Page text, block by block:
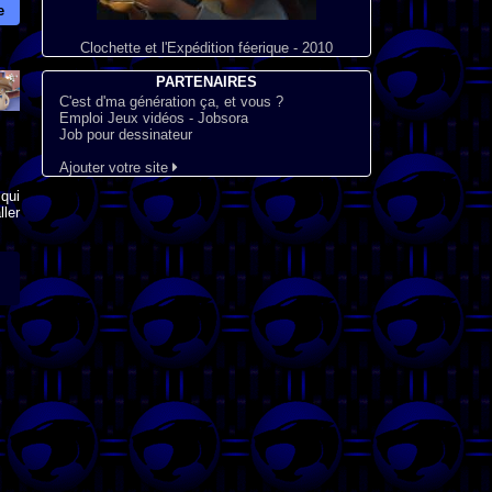
Clochette et l'Expédition féerique - 2010
PARTENAIRES
C'est d'ma génération ça, et vous ?
Emploi Jeux vidéos - Jobsora
Job pour dessinateur
Ajouter votre site